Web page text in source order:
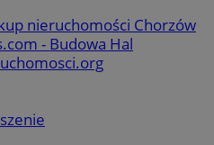
nieruchomości Chorzów
- Budowa Hal